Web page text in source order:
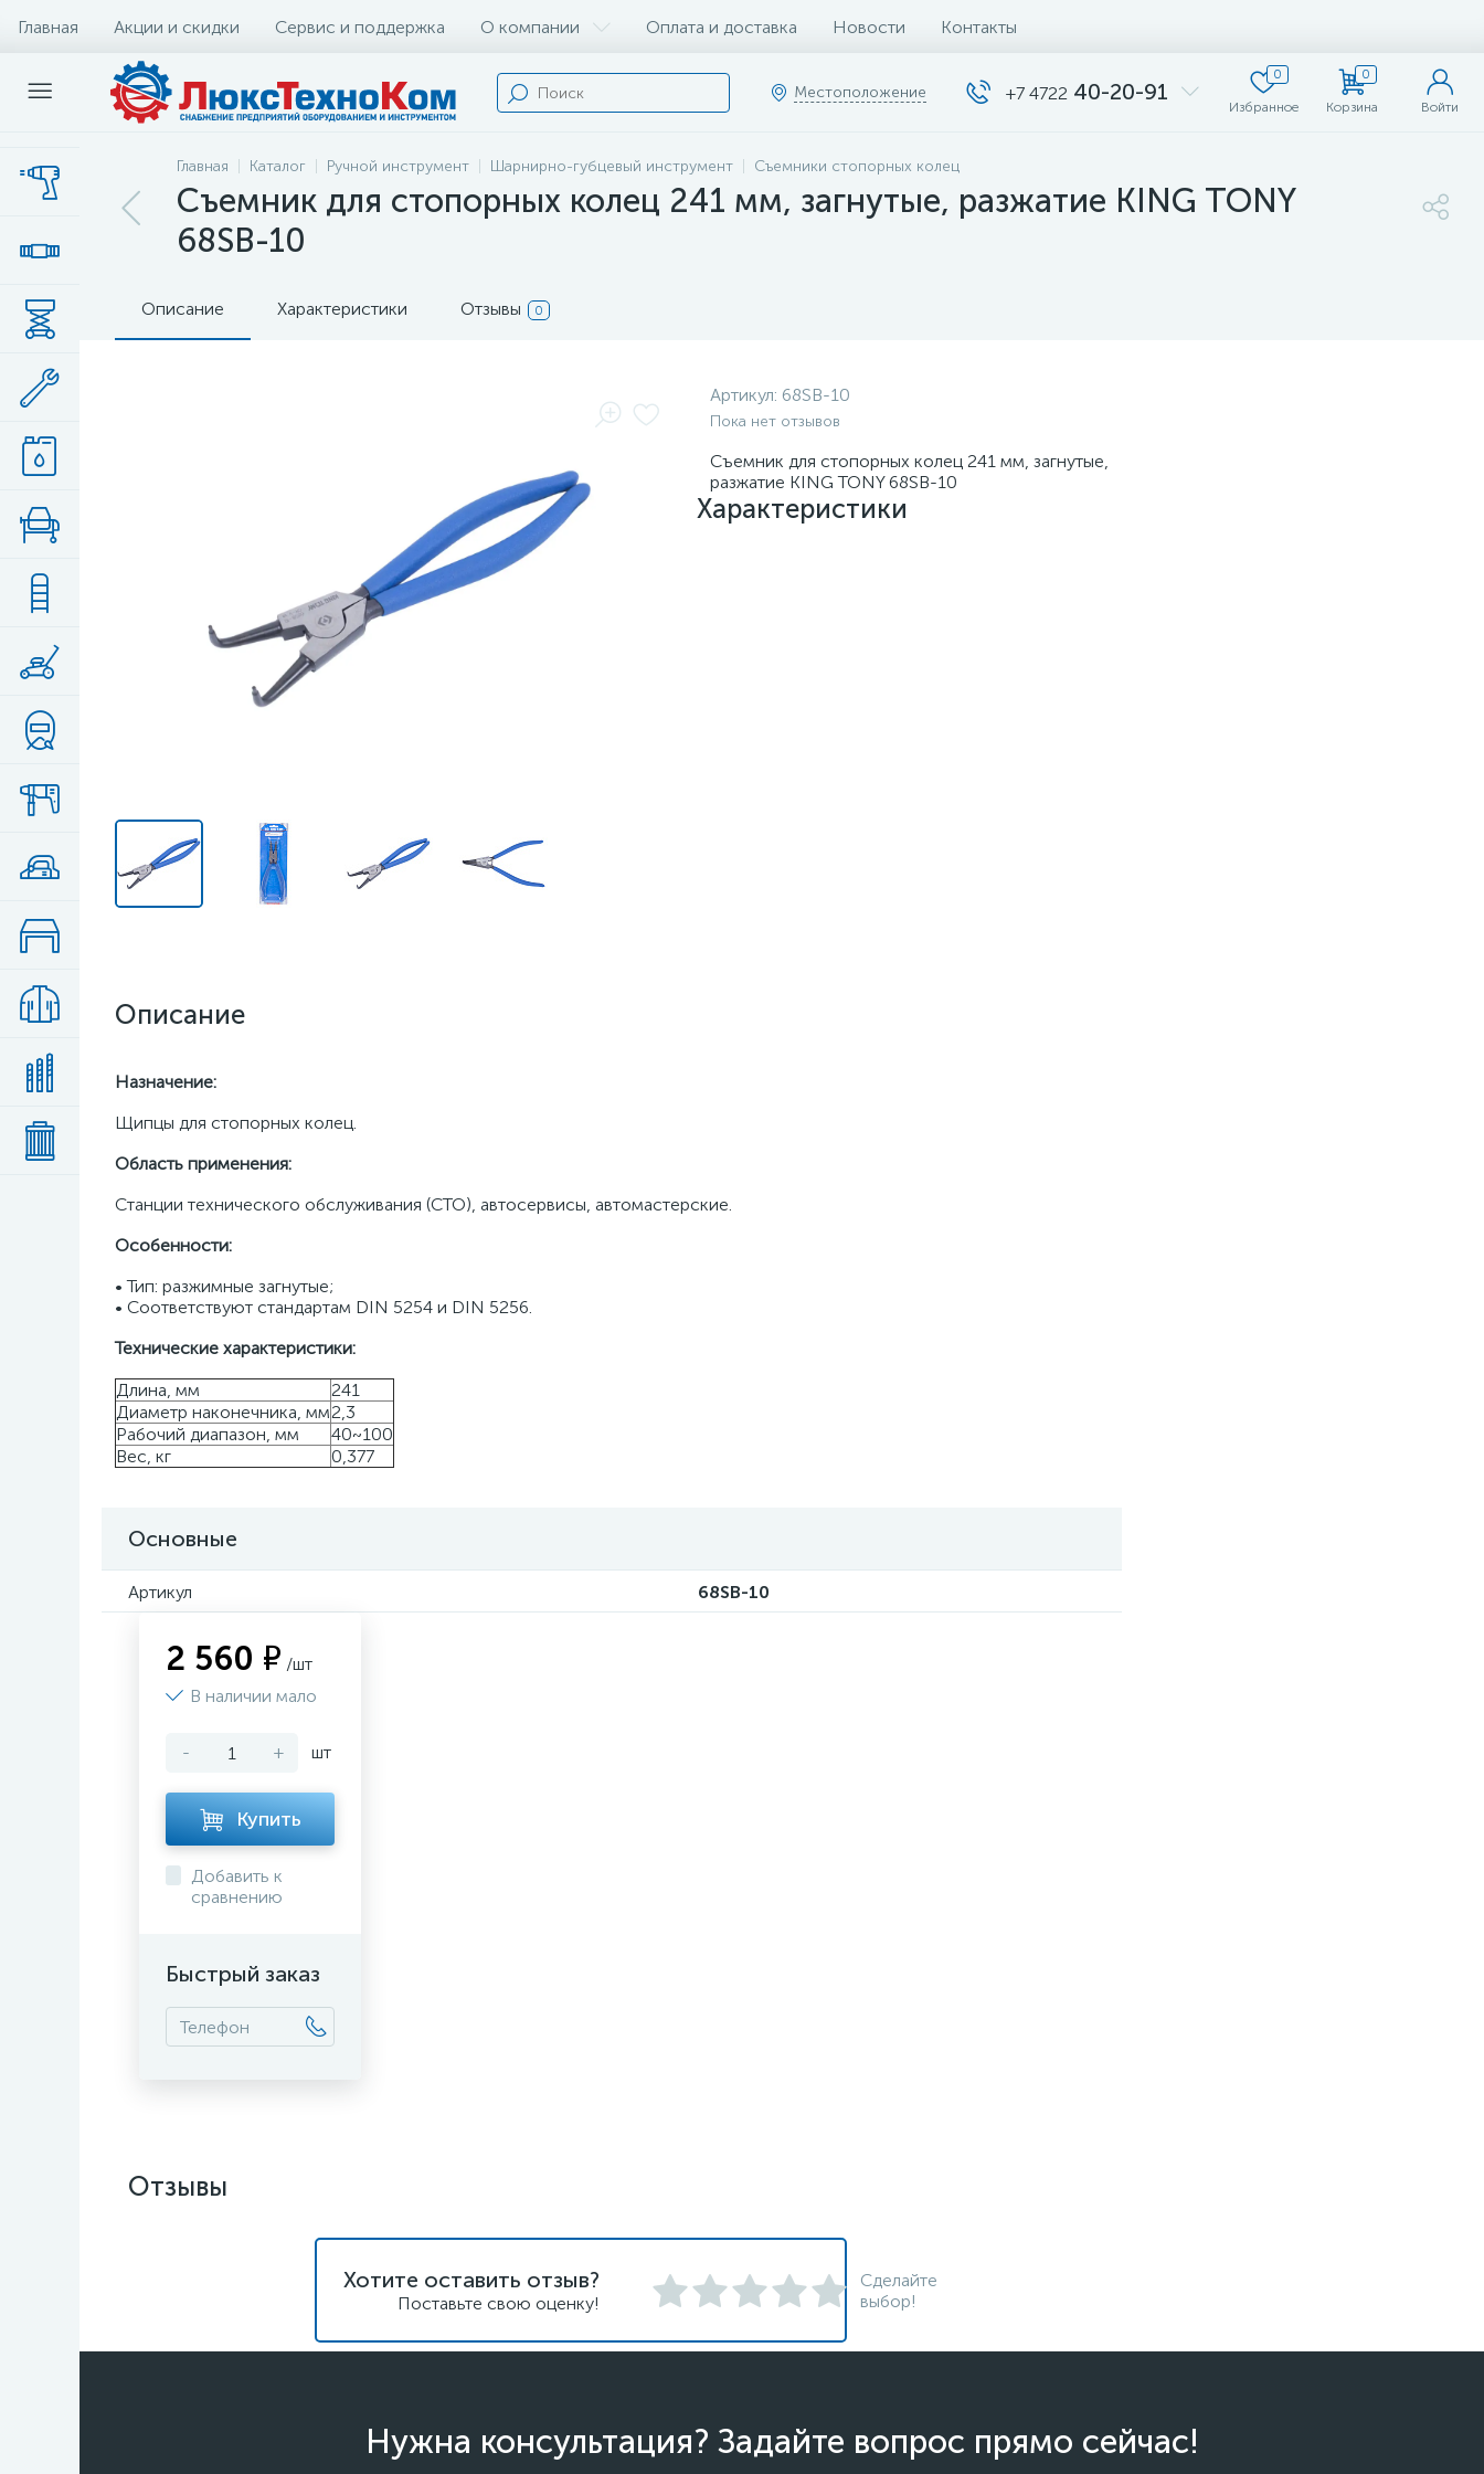
Главная Акции и скидки Сервис и поддержка О компании Оплата и доставка Новости Контакты
Местоположение +7 4722 40-20-91
0
Избранное
0
Корзина Войти
Главная Каталог Ручной инструмент Шарнирно-губцевый инструмент Съемники стопорных колец
Съемник для стопорных колец 241 мм, загнутые, разжатие KING TONY
68SB-10
Описание Характеристики Отзывы 0
Артикул: 68SB-10
Пока нет отзывов
Съемник для стопорных колец 241 мм, загнутые,
разжатие KING TONY 68SB-10
Описание
Назначение:
Щипцы для стопорных колец.
Область применения:
Станции технического обслуживания (СТО), автосервисы, автомастерские.
Особенности:
• Тип: разжимные загнутые;
• Соответствуют стандартам DIN 5254 и DIN 5256.
Технические характеристики:
Длина, мм
241
Диаметр наконечника, мм2,3
Рабочий диапазон, мм
40~100
Вес, кг
0,377
Характеристики
Основные
Артикул 68SB-10
2 560 ₽ /шт
В наличии мало
- + шт
Купить
Добавить к
сравнению
Быстрый заказ
Отзывы
Хотите оставить отзыв?
Поставьте свою оценку!
Сделайте
выбор!
Нужна консультация? Задайте вопрос прямо сейчас!